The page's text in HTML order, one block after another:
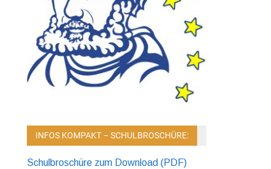
INFOS KOMPAKT – SCHULBROSCHÜRE:
Schulbroschüre zum Download (PDF)